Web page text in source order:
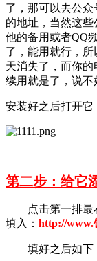
了，那可以去公众
的地址，当然这
他的备用或者QQ
了，能用就行，
天消失了，而你
续用就是了，说不
安装好之后打开它
第二步：给它
点击第一排最右
填入： http://www.
填好之后如下